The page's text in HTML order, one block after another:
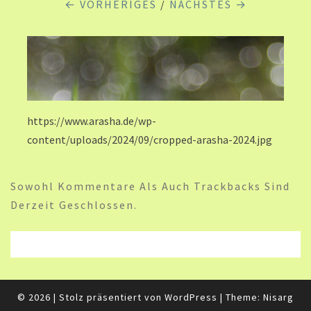
← VORHERIGES / NÄCHSTES →
https://www.arasha.de/wp-
content/uploads/2024/09/cropped-arasha-2024.jpg
Sowohl Kommentare Als Auch Trackbacks Sind
Derzeit Geschlossen.
© 2026 | Stolz präsentiert von WordPress | Theme: Nisarg